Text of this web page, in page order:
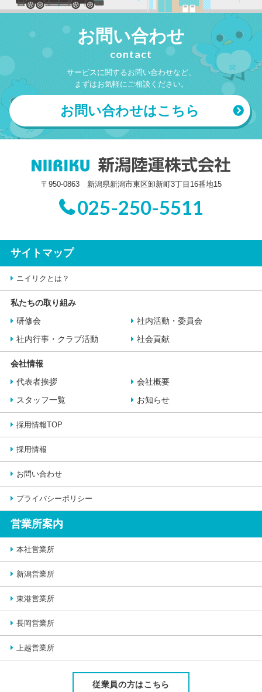
お問い合わせ
contact
サービスに関するお問い合わせなど、
まずはお気軽にご相談ください。
お問い合わせはこちら
〒950-0863 新潟県新潟市東区卸新町3丁目16番地15
025-250-5511
サイトマップ
ニイリクとは？
私たちの取り組み
研修会
社内活動・委員会
社内行事・クラブ活動
社会貢献
会社情報
代表者挨拶
会社概要
スタッフ一覧
お知らせ
採用情報TOP
採用情報
お問い合わせ
プライバシーポリシー
営業所案内
本社営業所
新潟営業所
東港営業所
長岡営業所
上越営業所
従業員の方はこちら